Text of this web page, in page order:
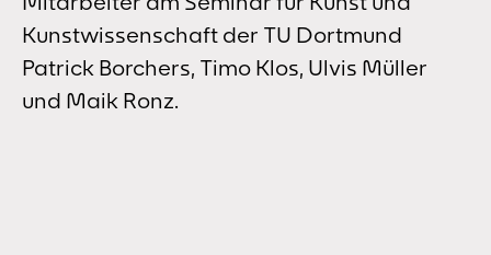
Kunstwissenschaft der TU Dortmund
Patrick Borchers, Timo Klos, Ulvis Müller
und Maik Ronz.